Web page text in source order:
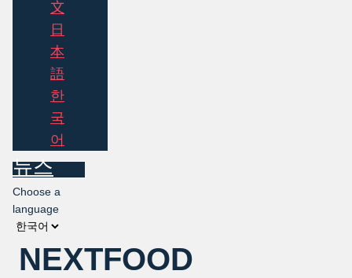
文
日
本
語
한
국
어
뉴스
Choose a
language
NEXTFOOD